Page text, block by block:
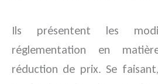
Ils présentent les
réglementation en
réduction de prix. Se